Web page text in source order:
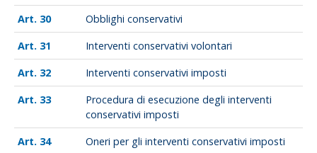
30
Obblighi conservativi
31
Interventi conservativi volontari
32
Interventi conservativi imposti
33
Procedura di esecuzione degli interventi
conservativi imposti
34
Oneri per gli interventi conservativi imposti